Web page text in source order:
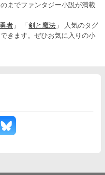
までファンタジー小説が満載
勇者 」 「 剣と魔法 」 人気のタグ
きます。ぜひお気に入りの小